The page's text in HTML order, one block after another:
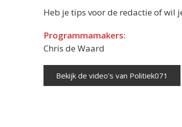
Heb je tips voor de redactie of wil
Programmamakers:
Chris de Waard
Bekijk de video's van Politiek071